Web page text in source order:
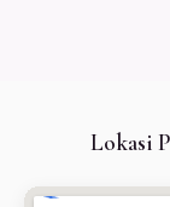
Lokasi